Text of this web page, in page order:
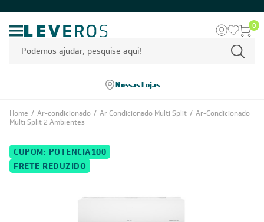
0
Nossas Lojas
Home / Ar-condicionado / Ar Condicionado Multi Split / Ar-Condicionado
Multi Split 2 Ambientes
CUPOM: POTENCIA100
FRETE REDUZIDO